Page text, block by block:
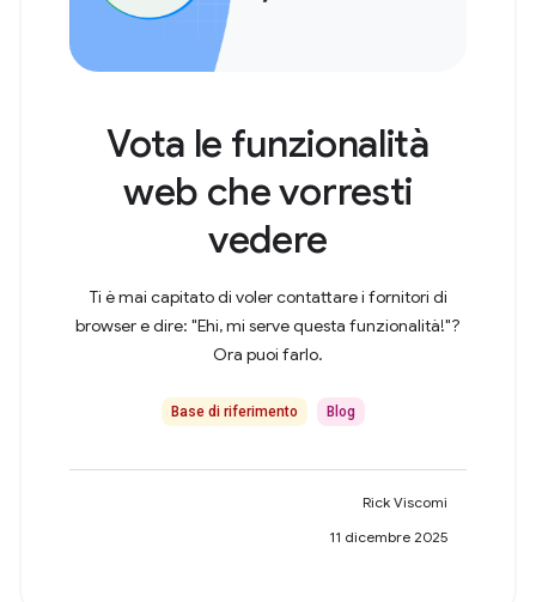
Vota le funzionalità
web che vorresti
vedere
Ti è mai capitato di voler contattare i fornitori di
browser e dire: "Ehi, mi serve questa funzionalità!"?
Ora puoi farlo.
Base di riferimento Blog
Rick Viscomi
11 dicembre 2025